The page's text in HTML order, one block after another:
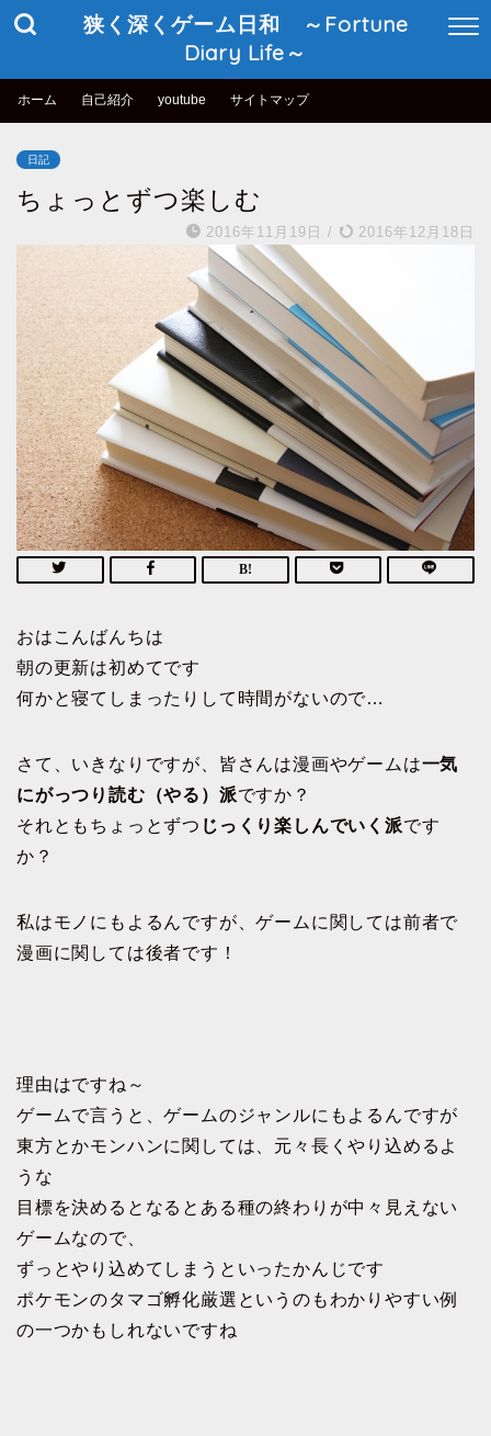
狭く深くゲーム日和 ～Fortune
Diary Life～
ホーム 自己紹介 youtube サイトマップ
日記
ちょっとずつ楽しむ
2016年11月19日 / 2016年12月18日
おはこんばんちは
朝の更新は初めてです
何かと寝てしまったりして時間がないので…
さて、いきなりですが、皆さんは漫画やゲームは一気
にがっつり読む（やる）派ですか？
それともちょっとずつ じっくり楽しんでいく派です
か？
私はモノにもよるんですが、ゲームに関しては前者で
漫画に関しては後者です！
理由はですね～
ゲームで言うと、ゲームのジャンルにもよるんですが
東方とかモンハンに関しては、元々長くやり込めるよ
うな
目標を決めるとなるとある種の終わりが中々見えない
ゲームなので、
ずっとやり込めてしまうといったかんじです
ポケモンのタマゴ孵化厳選というのもわかりやすい例
の一つかもしれないですね